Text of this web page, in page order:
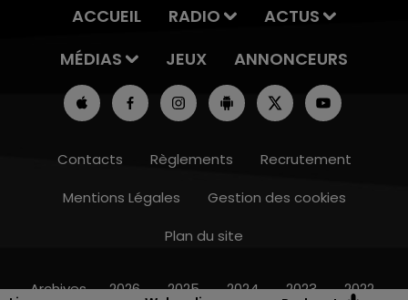
19h00 - 19h15
ACCUEIL RADIO
ACTUS
MÉDIAS
JEUX ANNONCEURS
Contacts Règlements
Recrutement
Mentions Légales
Gestion des cookies
Plan du site
Archives 2026 2025 2024 2023 2022